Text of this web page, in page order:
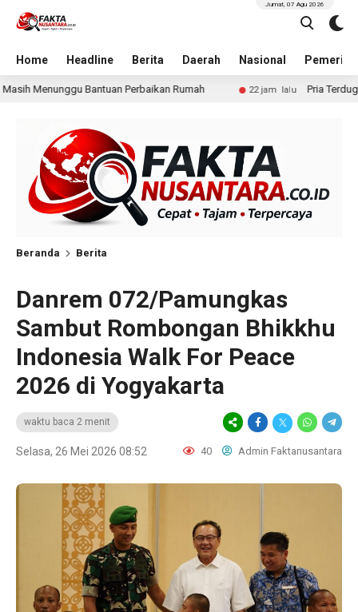
Home Headline Berita Daerah Nasional
Jumat, 07 Agu 2026
Rumah 22 jam lalu Pria Terduga Penganiayaan terhadap
Beranda Berita
Danrem 072/Pamungkas
Sambut Rombongan Bhikkhu
Indonesia Walk For Peace
2026 di Yogyakarta
waktu baca 2 menit
Selasa, 26 Mei 2026 08:52 40 Admin Faktanusantara